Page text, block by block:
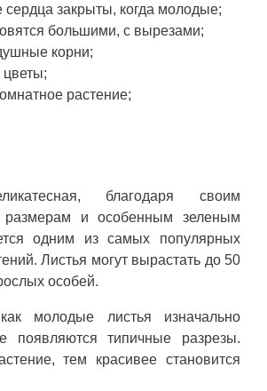
закрыты, когда молодые;
большими, с вырезами;
корни;
растение;
благодаря своим
размерам и особенным зеленым
одним из самых популярных
Листья могут вырастать до 50
особей.
молодые листья изначально
появляются типичные разрезы.
тем красивее становится